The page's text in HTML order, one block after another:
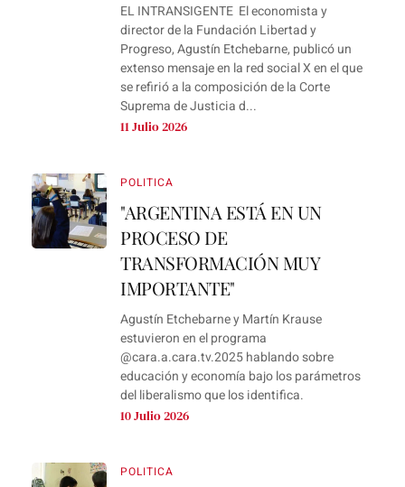
EL INTRANSIGENTE El economista y
director de la Fundación Libertad y
Progreso, Agustín Etchebarne, publicó un
extenso mensaje en la red social X en el que
se refirió a la composición de la Corte
Suprema de Justicia d...
11 Julio 2026
POLITICA
"ARGENTINA ESTÁ EN UN
PROCESO DE
TRANSFORMACIÓN MUY
IMPORTANTE"
Agustín Etchebarne y Martín Krause
estuvieron en el programa
‪@cara.a.cara.tv.2025‬ hablando sobre
educación y economía bajo los parámetros
del liberalismo que los identifica.
10 Julio 2026
POLITICA